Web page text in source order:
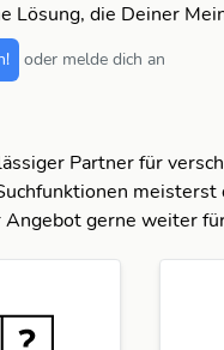
Lösung, die Deiner
oder melde dich an
Partner für
gerne weiter